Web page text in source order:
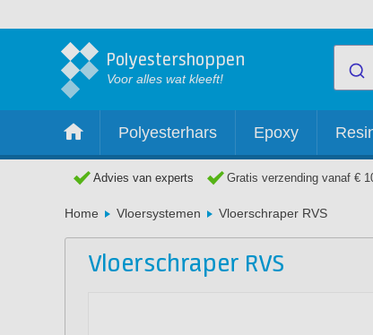
Polyestershoppen
Voor alles wat kleeft!
Polyesterhars Epoxy
Advies van experts Gratis verzending vanaf €
Home Vloersystemen Vloerschraper RVS
Vloerschraper RVS